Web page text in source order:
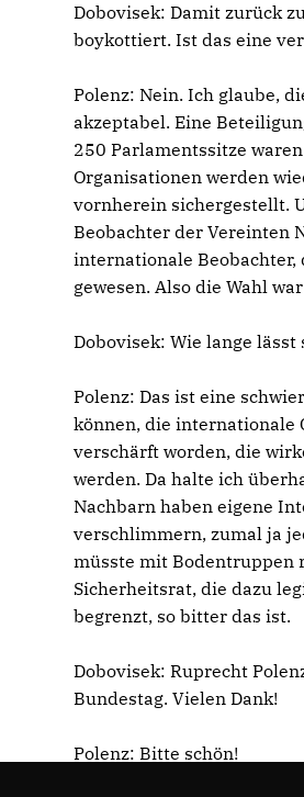
Dobovisek: Damit zurück
boykottiert. Ist das eine
Polenz: Nein. Ich glaube,
akzeptabel. Eine
250 Parlamentssitze
Organisationen werden
vornherein sichergestellt.
Beobachter der Vereinten
internationale Beobachter,
gewesen. Also die Wahl
Dobovisek: Wie lange lässt
Polenz: Das ist eine
können, die internationale
verschärft worden, die
werden. Da halte ich
Nachbarn haben eigene
verschlimmern, zumal ja
müsste mit Bodentruppen
Sicherheitsrat, die dazu
begrenzt, so bitter das ist.
Dobovisek: Ruprecht
Bundestag. Vielen Dank!
Polenz: Bitte schön!